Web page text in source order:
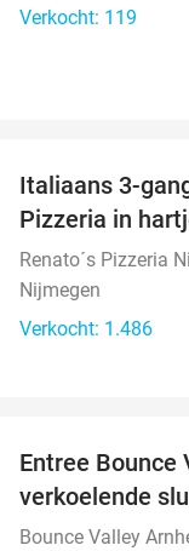
Verkocht: 119
Italiaans 3-
Pizzeria in
Renato´s Pizzeria
Nijmegen
Verkocht: 1.486
Entree Bounce
verkoelende
Bounce Valley